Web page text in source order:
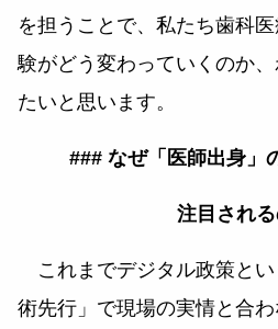
を担うことで、私たち歯科
験がどう変わっていくのか
たいと思います。
### なぜ「医師出身」
注目され
これまでデジタル政策と
術先行」で現場の実情と合